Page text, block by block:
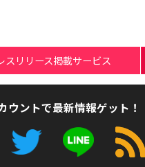
スリリース掲載サービス
ウントで最新情報ゲット！